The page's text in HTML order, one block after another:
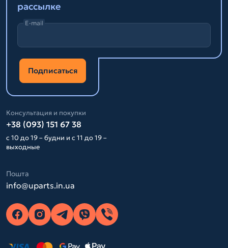
рассылке
E-mail
Подписаться
Консультация и покупки
+38 (093) 151 67 38
с 10 до 19 – будни и с 11 до 19 –
выходные
Пошта
info@uparts.in.ua